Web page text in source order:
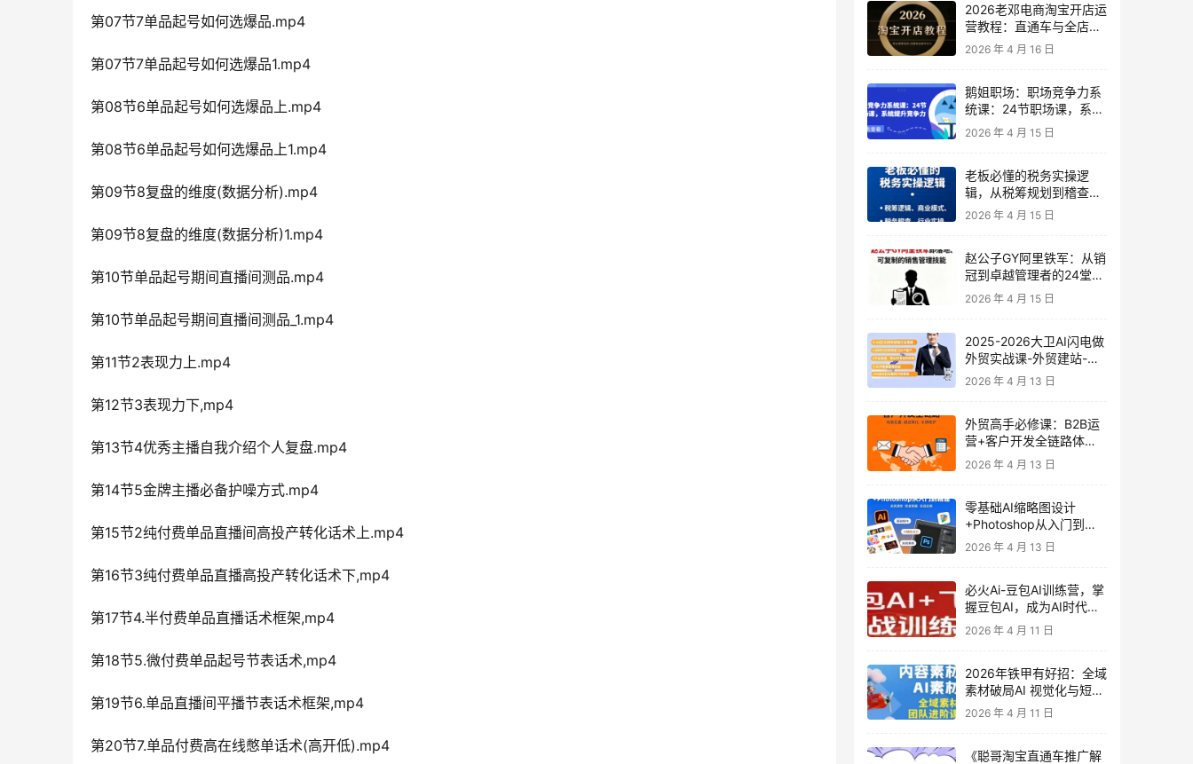
第07节7单品起号如何选爆品.mp4
第07节7单品起号如何选爆品1.mp4
第08节6单品起号如何选爆品上.mp4
第08节6单品起号如何选爆品上1.mp4
第09节8复盘的维度(数据分析).mp4
第09节8复盘的维度(数据分析)1.mp4
第10节单品起号期间直播间测品.mp4
第10节单品起号期间直播间测品_1.mp4
第11节2表现力上.mp4
第12节3表现力下,mp4
第13节4优秀主播自我介绍个人复盘.mp4
第14节5金牌主播必备护噪方式.mp4
第15节2纯付费单品直播间高投产转化话术上.mp4
第16节3纯付费单品直播高投产转化话术下,mp4
第17节4.半付费单品直播话术框架,mp4
第18节5.微付费单品起号节表话术,mp4
第19节6.单品直播间平播节表话术框架,mp4
第20节7.单品付费高在线憋单话术(高开低).mp4
2026老邓电商淘宝开店运
营教程：直通车与全店推
广系统课
2026 年 4 月 16 日
鹅姐职场：职场竞争力系
统课：24节职场课，系统
提升竞争力
2026 年 4 月 15 日
老板必懂的税务实操逻
辑，从税筹规划到稽查应
对，为企业稳健增长保驾
2026 年 4 月 15 日
赵公子GY阿里铁军：从销
冠到卓越管理者的24堂实
战课
2026 年 4 月 15 日
2025-2026大卫AI闪电做
外贸实战课-外贸建站-开
发客户-内容营销-从0到3
2026 年 4 月 13 日
外贸高手必修课：B2B运
营+客户开发全链路体系
课 | 从0到1成为外贸精英
2026 年 4 月 13 日
零基础AI缩略图设计
+Photoshop从入门到精
通 全套教程（含形象照拍
2026 年 4 月 13 日
必火Ai-豆包AI训练营，掌
握豆包AI，成为AI时代的
全能型人才
2026 年 4 月 11 日
2026年铁甲有好招：全域
素材破局AI 视觉化与短剧
营销实战指南——高效增
策略
2026 年 4 月 11 日
《聪哥淘宝直通车推广解